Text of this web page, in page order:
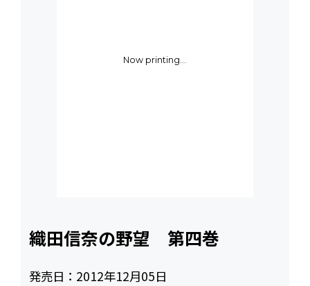
Now printing...
織田信奈の野望 第四巻
発売日： 2012年12月05日